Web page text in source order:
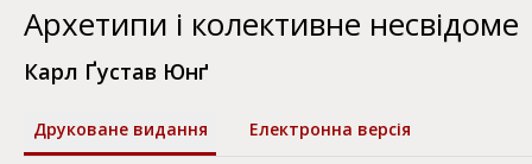
Архетипи і колективне несвідоме
Карл Ґустав Юнґ
Друковане видання Електронна версія